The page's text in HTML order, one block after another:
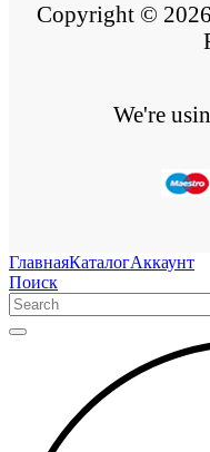
Copyright ©
We're
ГлавнаяКаталогАккаунт
Поиск